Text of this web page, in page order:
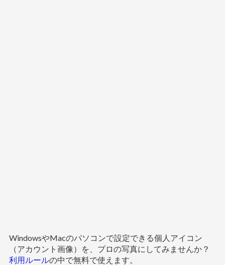
WindowsやMacのパソコンで設定できる個人アイコン
（アカウント画像）を、プロの写真にしてみませんか？
利用ルールの中で無料で使えます。